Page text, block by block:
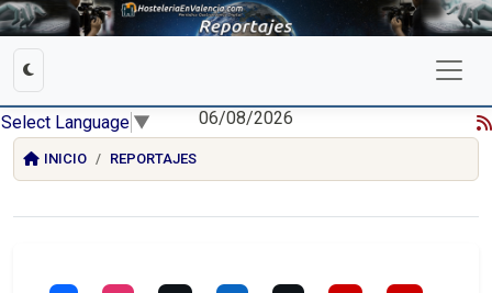
Select Language ▼ 06/08/2026
INICIO REPORTAJES